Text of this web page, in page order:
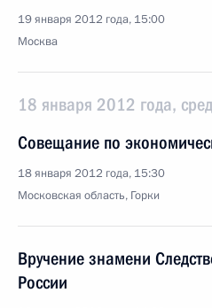
19 января 2012 года, 15:00
Москва
18 января 2012 года,
Совещание по
18 января 2012 года, 15:30
Московская область, Горки
Вручение знамени
России